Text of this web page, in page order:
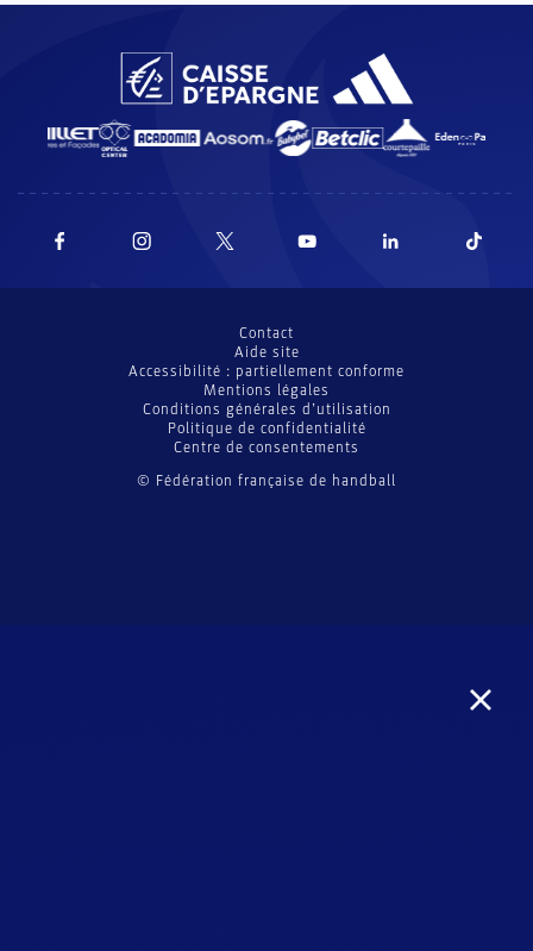
© Fédération française de handball
Contact
Aide site
Accessibilité : partiellement conforme
Mentions légales
Conditions générales d’utilisation
Politique de confidentialité
Centre de consentements